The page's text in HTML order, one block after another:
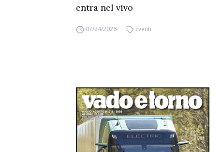
entra nel vivo
07/24/2026 Eventi